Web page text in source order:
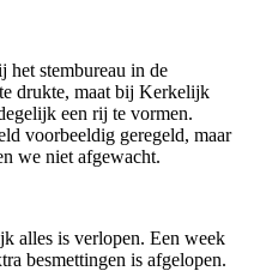
het stembureau in de
drukte, maat bij Kerkelijk
een rij te vormen.
voorbeeldig geregeld, maar
we niet afgewacht.
alles is verlopen. Een week
besmettingen is afgelopen.